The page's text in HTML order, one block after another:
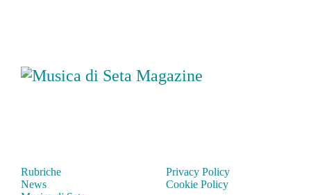
Rubriche
News
Privacy Policy
Cookie Policy